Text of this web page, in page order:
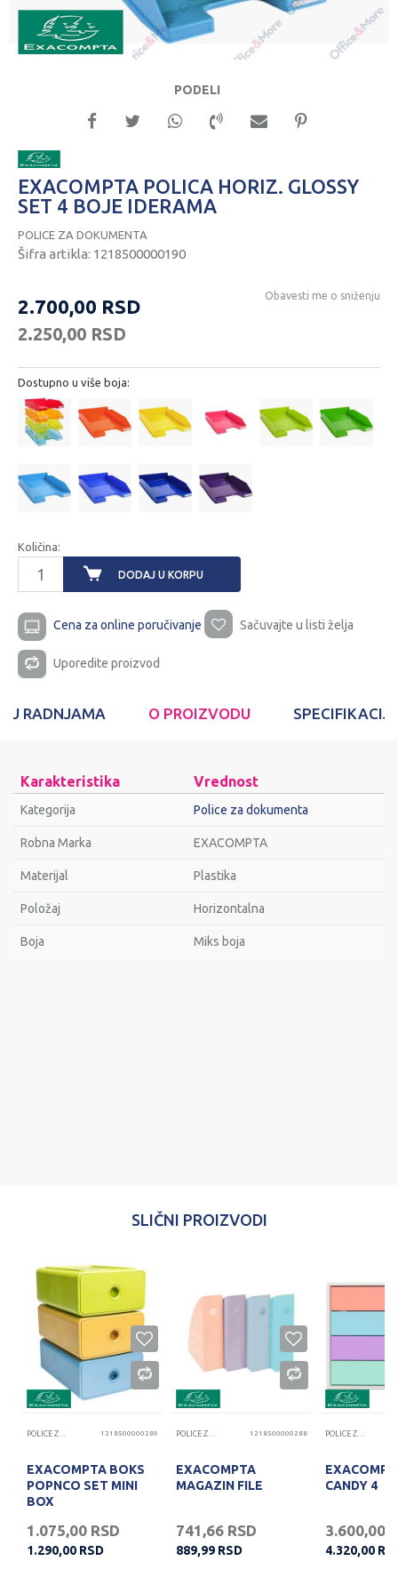
PODELI
EXACOMPTA POLICA HORIZ. GLOSSY
SET 4 BOJE IDERAMA
POLICE ZA DOKUMENTA
Šifra artikla: 1218500000190
2.700,00 RSD
2.250,00 RSD
Obavesti me o sniženju
Dostupno u više boja:
Količina:
DODAJ U KORPU
Cena za online poručivanje Sačuvajte u listi želja
Uporedite proizvod
U RADNJAMA O PROIZVODU
Karakteristika Vrednost
Kategorija Police za dokumenta
Robna Marka EXACOMPTA
Materijal Plastika
Položaj Horizontalna
Bоја Miks boja
SLIČNI PROIZVODI
1218500000289
EXACOMPTA BOKS
POPNCO SET MINI
BOX
1.075,00 RSD
1.290,00 RSD
1218500000288
EXACOMPTA
MAGAZIN FILE
741,66 RSD
889,99 RSD
CANDY 4
3.600,00
4.320,00